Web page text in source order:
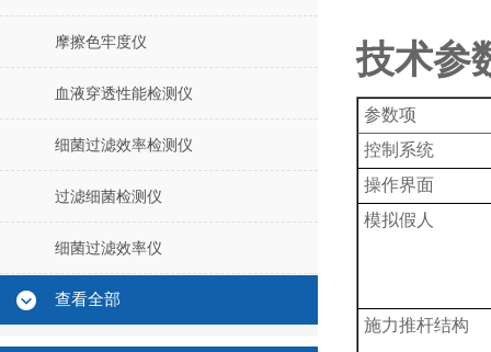
摩擦色牢度仪
血液穿透性能检测仪
细菌过滤效率检测仪
过滤细菌检测仪
细菌过滤效率仪
查看全部
技术参
参数项
控制系统
操作界面
模拟假人
施力推杆结构